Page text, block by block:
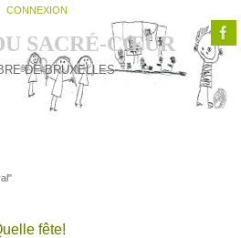
CONNEXION
SACRÉ-CŒUR
DE BRUXELLES
fête!